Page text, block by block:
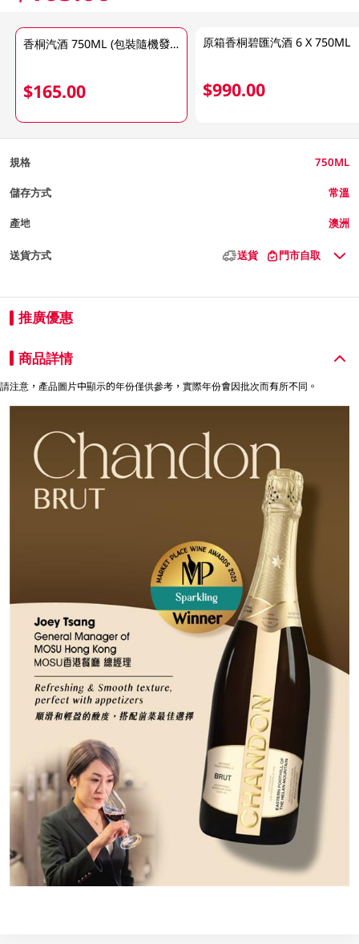
香桐汽酒 750ML (包裝隨機發放)
$165.00
原箱香桐碧匯汽酒 6 X 750ML
$990.00
規格 750ML
儲存方式 常溫
產地 澳洲
送貨方式 送貨 門市自取
推廣優惠
商品詳情
請注意，產品圖片中顯示的年份僅供參考，實際年份會因批次而有所不同。